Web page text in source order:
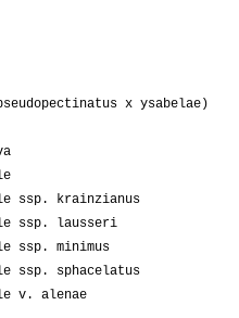
x ysabelae)
ssp. krainzianus
ssp. lausseri
ssp. minimus
ssp. sphacelatus
v. alenae